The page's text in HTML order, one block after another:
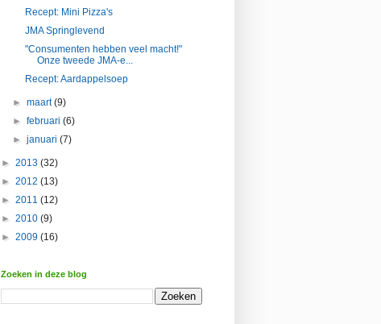
Recept: Mini Pizza's
JMA Springlevend
"Consumenten hebben veel macht!"
Onze tweede JMA-e...
Recept: Aardappelsoep
►maart(9)
►februari(6)
►januari(7)
► 2013 (32)
► 2012 (13)
► 2011 (12)
► 2010 (9)
► 2009 (16)
Zoeken in deze blog